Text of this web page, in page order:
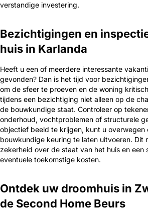
verstandige investering.
Bezichtigingen en
huis in Karlanda
Heeft u een of meerdere interessante
gevonden? Dan is het tijd voor
om de sfeer te proeven en de woning
tijdens een bezichtiging niet alleen op de
de bouwkundige staat. Controleer op
onderhoud, vochtproblemen of structurele
objectief beeld te krijgen, kunt u overwegen
bouwkundige keuring te laten uitvoeren. Dit
zekerheid over de staat van het huis en een
eventuele toekomstige kosten.
Ontdek uw droomhuis in
de Second Home Beurs